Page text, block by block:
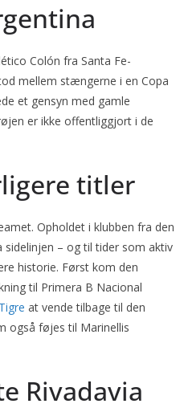
Colón fra Santa Fe-
mellem stængerne i en Copa
et gensyn med gamle
er ikke offentliggjort i de
titler
Opholdet i klubben fra den
– og til tider som aktiv
historie. Først kom den
til Primera B Nacional
Tigre at vende tilbage til den
også føjes til Marinellis
Rivadavia